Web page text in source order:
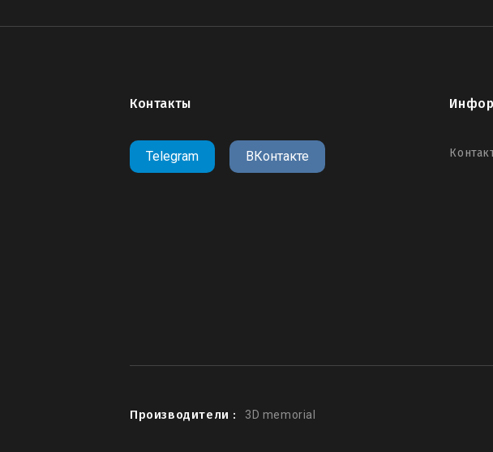
Контакты
Telegram ВКонтакте
Производители : 3D memorial